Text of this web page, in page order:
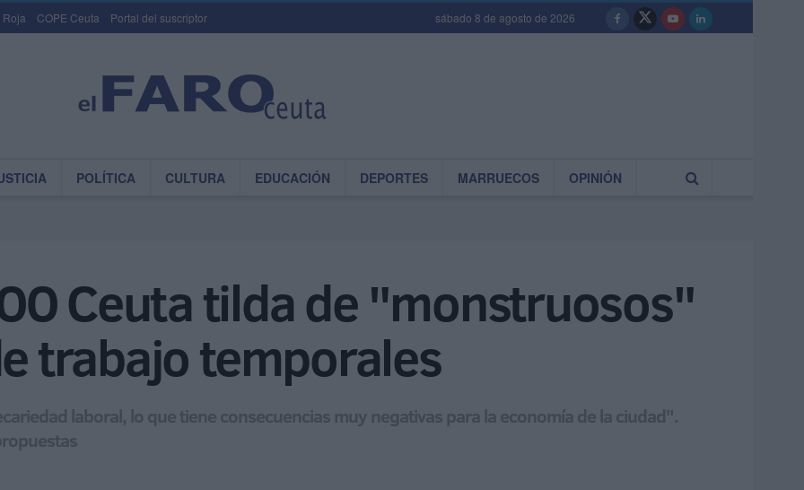
Roja COPE Ceuta Portal del suscriptor sábado 8 de agosto de 2026
POLÍTICA CULTURA EDUCACIÓN DEPORTES MARRUECOS OPINIÓN
Ceuta tilda de "monstruosos"
trabajo temporales
laboral, lo que tiene consecuencias muy negativas para la economía de la ciudad".